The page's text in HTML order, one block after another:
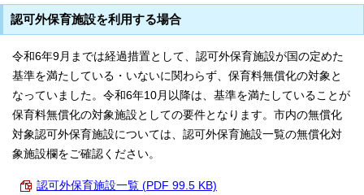
認可外保育施設を利用する場合
令和6年9月までは経過措置として、認可外保育施設が国の定めた
基準を満たしている・いないに関わらず、保育料無償化の対象と
なっていました。令和6年10月以降は、基準を満たしていることが
保育料無償化の対象施設としての要件となります。市内の無償化
対象認可外保育施設については、認可外保育施設一覧の無償化対
象施設欄をご確認ください。
認可外保育施設一覧 (PDF 99.5 KB)